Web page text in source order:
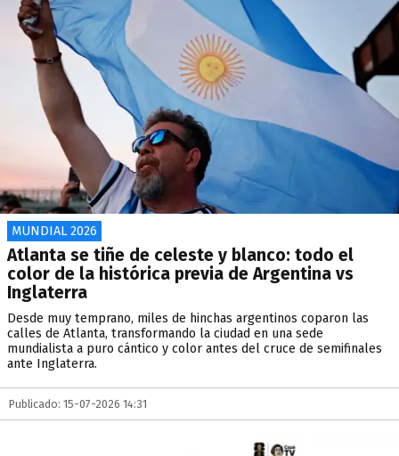
MUNDIAL 2026
Atlanta se tiñe de celeste y blanco: todo el
color de la histórica previa de Argentina vs
Inglaterra
Desde muy temprano, miles de hinchas argentinos coparon las
calles de Atlanta, transformando la ciudad en una sede
mundialista a puro cántico y color antes del cruce de semifinales
ante Inglaterra.
Publicado: 15-07-2026 14:31